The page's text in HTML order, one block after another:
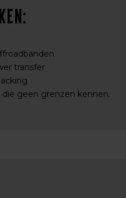
transfer
geen grenzen kennen.